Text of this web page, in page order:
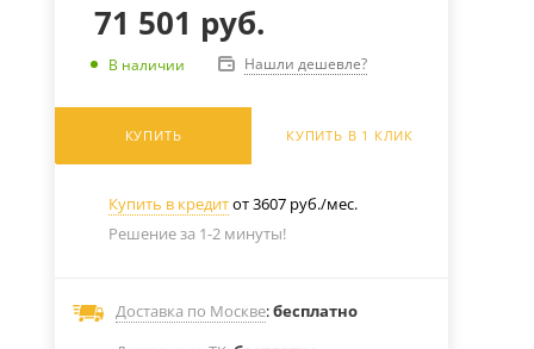
71 501 руб.
В наличии Нашли дешевле?
КУПИТЬ КУПИТЬ В 1 КЛИК
Купить в кредитот 3607 руб./мес.
Решение за 1-2 минуты!
Доставка по Москве:бесплатно